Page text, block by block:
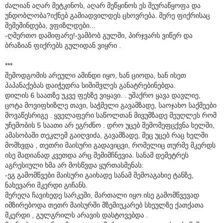
ძალიან აღარ მეტკინოს, აღარ მეწყინოს ეს შეურაწყოფა და
უნდობლობა?იქნებ გამიადვილდეს ცხოვრება. მერე ფიქრისაც
შემეშინდება, ვფიზლდები...
-ღმერთო დამიფარე!-ვამბობ გულში, პირჯვარს ვიწერ და
ბრაზიან ფიქრებს გულიდან ვიყრი .
***
შემოდგომის არეული ამინდი იყო, ხან ციოდა, ხან ისეთ
პაპანაქებას დაიჭედრა სიშიშვლეს განატრებინებდა.
დილის 6 საათზე უკვე ფეხზე ვიყავი. . უშაქრო ყავა დავლიე,
ცოტა მოვიფხიზლე თავი, საჭმელი გავამზადე, საოჯახო საქმეები
მოვაწესრიგე . ყველაფერი საწოლთან მივუმზადე მეუღლეს რომ
უჩემობის 5 საათი არ ეგრძნო . დრო უცებ შემომეფცქვნა ხელში,
ამასობაში თეკლემ გაიღვიძა, გავამზადე, მეც უცებ რაც ხელში
მომხვდა , თეთრი მაისური გადავიცვი, რომელიც თურმე მკერდს
ისე მადიანად კვეთდა არც შემიმჩნევია. სანამ დემეტრეს
აგრესიული ხმა არ მოსწვდა ყურთასმენას:
-ეგ გამომწვები მაისური გაიხადე სანამ შემოაგახიე ტანზე,
ნახევარი მკერდი გიჩანს.
მერეღა ჩავიხედე სარკეში, მართალი იყო.ისე გამომწვევად
იმზირებოდა თეთრ მაისურში მზემიუკარებ სხეულზე ქათქათა
მკერდი , გულგრილს არავის დასტოვებდა .